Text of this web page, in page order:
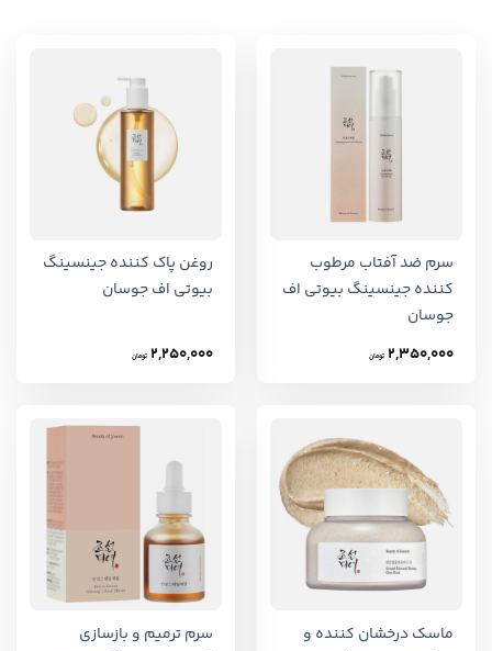
سرم ضد آفتاب مرطوب
کننده جینسینگ بیوتی اف
جوسان
2,350,000 تومان
روغن پاک کننده جینسینگ
بیوتی اف جوسان
2,250,000 تومان
ماسک درخشان کننده و
سرم ترمیم و بازسازی